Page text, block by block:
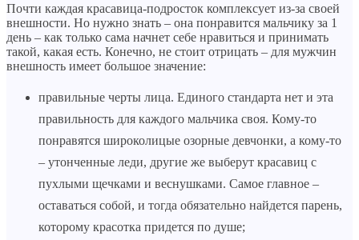
Почти каждая красавица-подросток комплексует из-за своей
внешности. Но нужно знать – она понравится мальчику за 1
день – как только сама начнет себе нравиться и принимать
такой, какая есть. Конечно, не стоит отрицать – для мужчин
внешность имеет большое значение:
правильные черты лица. Единого стандарта нет и эта
правильность для каждого мальчика своя. Кому-то
понравятся широколицые озорные девчонки, а кому-то
– утонченные леди, другие же выберут красавиц с
пухлыми щечками и веснушками. Самое главное –
оставаться собой, и тогда обязательно найдется парень,
которому красотка придется по душе;